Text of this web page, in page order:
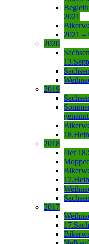
2021
2021 –
2020
2019
genannt
2018
Der
2017